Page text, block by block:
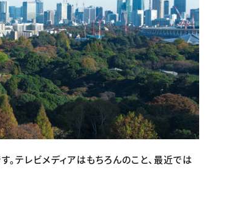
テレビメディアはもちろんのこと、最近では